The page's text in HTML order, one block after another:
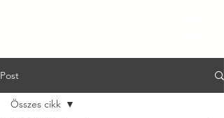
Post
Összes cikk